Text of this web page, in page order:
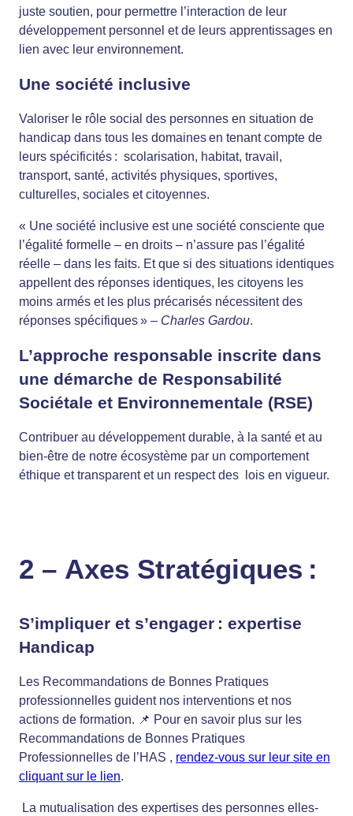
juste soutien, pour permettre l’interaction de leur
développement personnel et de leurs apprentissages en
lien avec leur environnement.
Une société inclusive
Valoriser le rôle social des personnes en situation de
handicap dans tous les domaines en tenant compte de
leurs spécificités : scolarisation, habitat, travail,
transport, santé, activités physiques, sportives,
culturelles, sociales et citoyennes.
« Une société inclusive est une société consciente que
l’égalité formelle – en droits – n’assure pas l’égalité
réelle – dans les faits. Et que si des situations identiques
appellent des réponses identiques, les citoyens les
moins armés et les plus précarisés nécessitent des
réponses spécifiques » – Charles Gardou.
L’approche responsable inscrite dans
une démarche de Responsabilité
Sociétale et Environnementale (RSE)
Contribuer au développement durable, à la santé et au
bien-être de notre écosystème par un comportement
éthique et transparent et un respect des lois en vigueur.
2 – Axes Stratégiques :
S’impliquer et s’engager : expertise
Handicap
Les Recommandations de Bonnes Pratiques
professionnelles guident nos interventions et nos
actions de formation. 📌 Pour en savoir plus sur les
Recommandations de Bonnes Pratiques
Professionnelles de l’HAS , rendez-vous sur leur site en
cliquant sur le lien.
La mutualisation des expertises des personnes elles-